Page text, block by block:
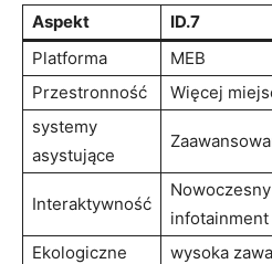
Aspekt ID.7
Platforma
MEB
Przestronność
Więcej
systemy
asystujące
Interaktywność
Nowoczesny
infotainment
Ekologiczne
wysoka